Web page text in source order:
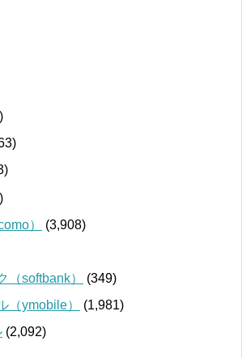
）
(3,908)
（softbank）
(349)
（ymobile）
(1,981)
(2,092)